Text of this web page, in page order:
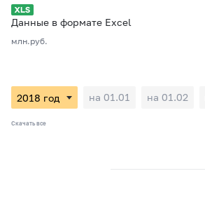
Данные в формате Excel
млн.руб.
на 01.01 на 01.02
Скачать все